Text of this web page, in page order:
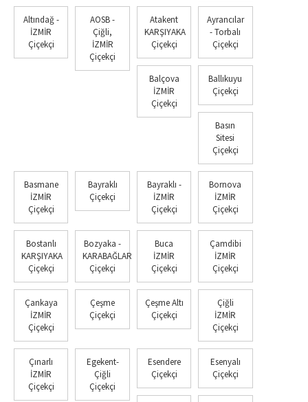
Altındağ -
İZMİR
Çiçekçi
AOSB -
Çiğli,
İZMİR
Çiçekçi
Atakent
KARŞIYAKA
Çiçekçi
Ayrancılar
- Torbalı
Çiçekçi
Balçova
İZMİR
Çiçekçi
Ballıkuyu
Çiçekçi
Basın
Sitesi
Çiçekçi
Basmane
İZMİR
Çiçekçi
Bayraklı
Çiçekçi
Bayraklı -
İZMİR
Çiçekçi
Bornova
İZMİR
Çiçekçi
Bostanlı
KARŞIYAKA
Çiçekçi
Bozyaka -
KARABAĞLAR
Çiçekçi
Buca
İZMİR
Çiçekçi
Çamdibi
İZMİR
Çiçekçi
Çankaya
İZMİR
Çiçekçi
Çeşme
Çiçekçi
Çeşme Altı
Çiçekçi
Çiğli
İZMİR
Çiçekçi
Çınarlı
İZMİR
Çiçekçi
Egekent-
Çiğli
Çiçekçi
Esendere
Çiçekçi
Esenyalı
Çiçekçi